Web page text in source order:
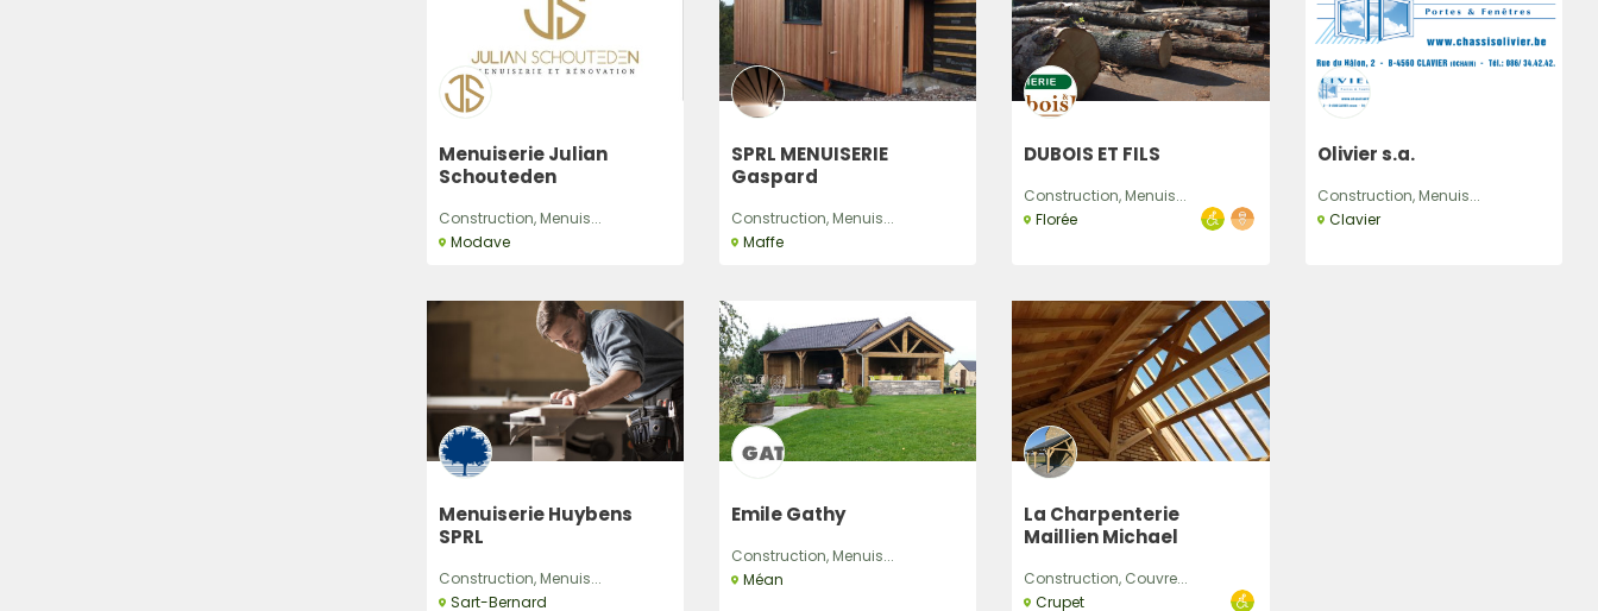
Menuiserie Julian
Schouteden
Construction, Menuis...
Modave
SPRL MENUISERIE
Gaspard
Construction, Menuis...
Maffe
DUBOIS ET FILS
Construction, Menuis...
Florée
Olivier s.a.
Construction, Menuis...
Clavier
Menuiserie Huybens
SPRL
Construction, Menuis...
Sart-Bernard
Emile Gathy
Construction, Menuis...
Méan
La Charpenterie
Maillien Michael
Construction, Couvre...
Crupet